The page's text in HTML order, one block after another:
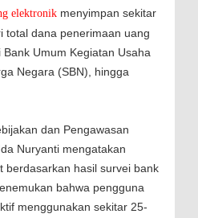
elektronik menyimpan sekitar
total dana penerimaan uang
Bank Umum Kegiatan Usaha
Negara (SBN), hingga
dan Pengawasan
Nuryanti mengatakan
berdasarkan hasil survei bank
bahwa pengguna
menggunakan sekitar 25-